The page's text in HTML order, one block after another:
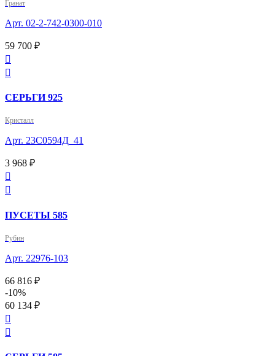
Гранат
Арт. 02-2-742-0300-010
59 700 ₽


СЕРЬГИ 925
Кристалл
Арт. 23С0594Д_41
3 968 ₽


ПУСЕТЫ 585
Рубин
Арт. 22976-103
66 816 ₽
-10%
60 134 ₽

